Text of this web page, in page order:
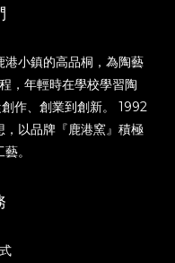
小鎮的高品桐，為陶藝
，年輕時在學校學習陶
作、創業到創新。 1992
以品牌『鹿港窯』積極
。